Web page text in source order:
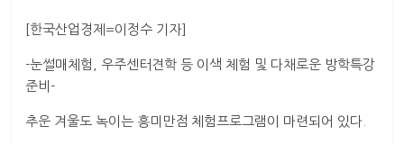
[한국산업경제=이정수 기자]
-눈썰매체험, 우주센터견학 등 이색 체험 및 다채로운 방학특강
준비-
추운 겨울도 녹이는 흥미만점 체험프로그램이 마련되어 있다.